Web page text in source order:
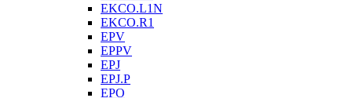
EKCO.L1N
EKCO.R1
EPV
EPPV
EPJ
EPJ.P
EPO